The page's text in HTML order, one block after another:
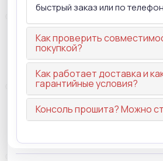
быстрый заказ или по
Как проверить
покупкой?
Как работает доставка и
гарантийные условия?
Консоль прошита? Можно